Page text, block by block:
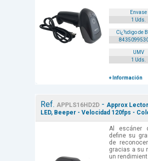
Envase
1 Uds.
Cï¿½digo de
UMV
1 Uds.
+ Información
Ref. APPLS16HD2D - Approx
LED, Beeper - Velocidad 120fps -
Al escáner
define su
de
gracias a su
un